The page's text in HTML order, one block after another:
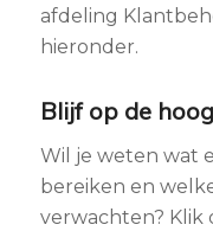
afdeling
hieronder.
Blijf op de
Wil je weten wat
bereiken en
verwachten? Klik